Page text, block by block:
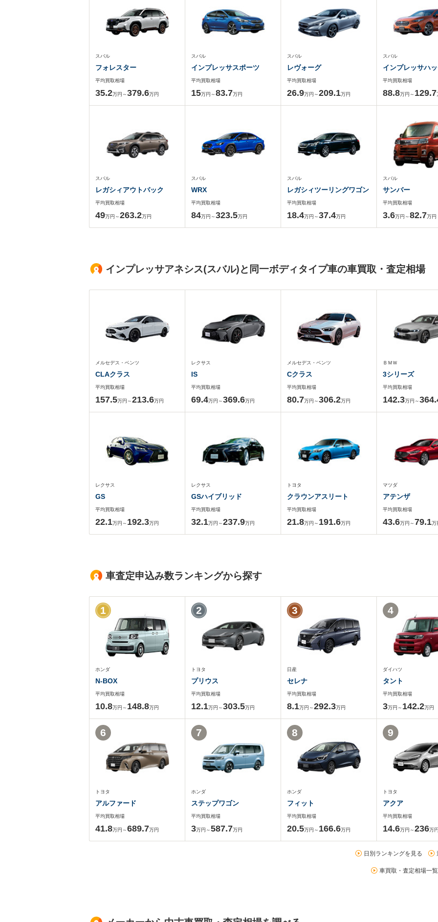
スバル
フォレスター
平均買取相場
35.2万円～379.6万円
スバル
インプレッサスポーツ
平均買取相場
15万円～83.7万円
スバル
レヴォーグ
平均買取相場
26.9万円～209.1万円
スバル
インプレッサハ
平均買取相場
88.8万円～ 129.7
スバル
レガシィアウトバック
平均買取相場
49万円～263.2万円
スバル
WRX
平均買取相場
84万円～323.5万円
スバル
レガシィツーリングワゴン
平均買取相場
18.4万円～37.4万円
スバル
サンバー
平均買取相場
3.6万円～82.7万円
インプレッサアネシス(スバル)と同一ボディタイプ車の車買取・査定相場
メルセデス・ベンツ
CLAクラス
平均買取相場
157.5万円～213.6万円
レクサス
IS
平均買取相場
69.4万円～369.6万円
メルセデス・ベンツ
Cクラス
平均買取相場
80.7万円～306.2万円
ＢＭＷ
3シリーズ
平均買取相場
142.3万円～
レクサス
GS
平均買取相場
22.1万円～ 192.3万円
レクサス
GSハイブリッド
平均買取相場
32.1万円～237.9万円
トヨタ
クラウンアスリート
平均買取相場
21.8万円～ 191.6万円
マツダ
アテンザ
平均買取相場
43.6万円～79.1万
車査定申込み数ランキングから探す
ホンダ
N-BOX
平均買取相場
10.8万円～ 148.8万円
1
トヨタ
プリウス
平均買取相場
12.1万円～303.5万円
2
日産
セレナ
平均買取相場
8.1万円～292.3万円
3
ダイハツ
タント
平均買取相場
3万円～ 142.2万円
4
トヨタ
アルファード
平均買取相場
41.8万円～689.7万円
6
ホンダ
ステップワゴン
平均買取相場
3万円～587.7万円
7
ホンダ
フィット
平均買取相場
20.5万円～ 166.6万円
8
トヨタ
アクア
平均買取相場
14.6万円～236万
9
日別ランキングを見る
車買取・査定相場一